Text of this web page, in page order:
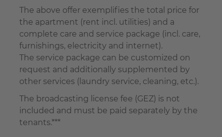
The above offer exemplifies the total price for
the apartment (rent incl. utilities) and a
complete care and service package (incl. care,
furnishings, electricity and internet).
The service package can be customized on
request and additionally supplemented by
other services (laundry service, cleaning, etc.).
The broadcasting license fee (GEZ) is not
included and must be paid separately by the
tenants.***